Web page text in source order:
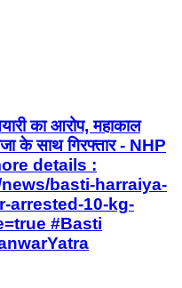
का आरोप, महाकाल
के साथ गिरफ्तार - NHP
details :
basti-harraiya-
arrested-10-kg-
#Basti